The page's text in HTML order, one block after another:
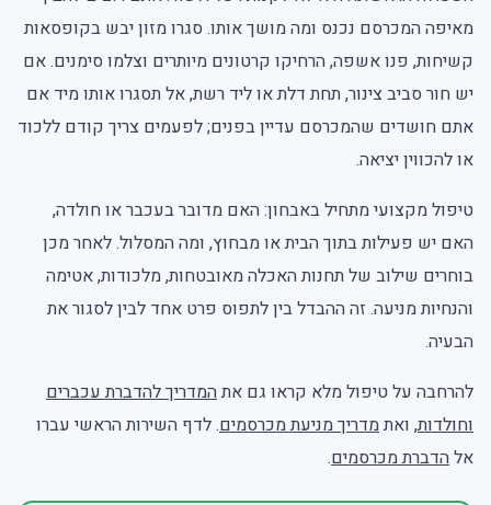
מאיפה המכרסם נכנס ומה מושך אותו. סגרו מזון יבש בקופסאות
קשיחות, פנו אשפה, הרחיקו קרטונים מיותרים וצלמו סימנים. אם
יש חור סביב צינור, תחת דלת או ליד רשת, אל תסגרו אותו מיד אם
אתם חושדים שהמכרסם עדיין בפנים; לפעמים צריך קודם ללכוד
או להכווין יציאה.
טיפול מקצועי מתחיל באבחון: האם מדובר בעכבר או חולדה,
האם יש פעילות בתוך הבית או מבחוץ, ומה המסלול. לאחר מכן
בוחרים שילוב של תחנות האכלה מאובטחות, מלכודות, אטימה
והנחיות מניעה. זה ההבדל בין לתפוס פרט אחד לבין לסגור את
הבעיה.
להרחבה על טיפול מלא קראו גם אתהמדריך להדברת עכברים
וחולדות, ואתמדריך מניעת מכרסמים. לדף השירות הראשי עברו
אלהדברת מכרסמים.